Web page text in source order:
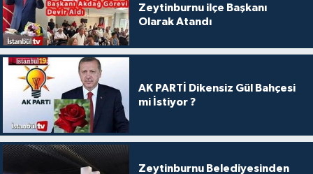
Zeytinburnu ilçe Başkanı
Olarak Atandı
AK PARTİ Dikensiz Gül Bahçesi
mi İstiyor ?
Zeytinburnu Belediyesinden